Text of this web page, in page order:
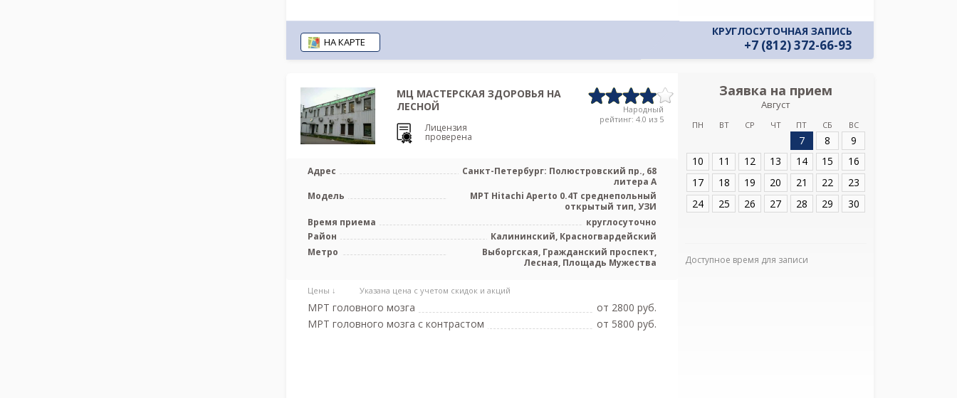
НА КАРТЕ
КРУГЛОСУТОЧНАЯ ЗАПИСЬ
+7 (812) 372-66-93
МЦ МАСТЕРСКАЯ ЗДОРОВЬЯ НА
ЛЕСНОЙ
Лицензия
проверена
Народный
рейтинг: 4.0 из 5
Адрес
Санкт-Петербург: Полюстровский пр., 68
литера А
Модель
МРТ Hitachi Aperto 0.4T среднепольный
открытый тип, УЗИ
Время приема
круглосуточно
Район
Калининский, Красногвардейский
Метро
Выборгская, Гражданский проспект,
Лесная, Площадь Мужества
Цены ↓ Указана цена с учетом скидок и акций
МРТ головного мозга
от 2800 pуб.
МРТ головного мозга с контрастом
от 5800 pуб.
Заявка на прием
Август
ПН ВТ СР ЧТ ПТ СБ ВС
7 8
9
10
11 12 13 14 15
16
17
18 19 20 21 22
23
24
25 26 27 28 29 30
Доступное время для записи